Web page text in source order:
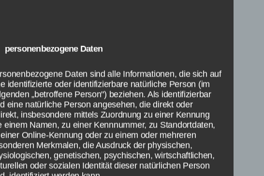
Daten
Daten sind alle Informationen, die sich auf
identifizierte oder identifizierbare natürliche Person (im
„betroffene Person") beziehen. Als identifizierbar
eine natürliche Person angesehen, die direkt oder
insbesondere mittels Zuordnung zu einer Kennung
einem Namen, zu einer Kennnummer, zu Standortdaten,
Online-Kennung oder zu einem oder mehreren
Merkmalen, die Ausdruck der physischen,
genetischen, psychischen, wirtschaftlichen,
oder sozialen Identität dieser natürlichen Person